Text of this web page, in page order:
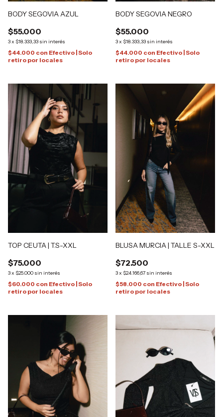
BODY SEGOVIA AZUL
$55.000
3x $18.333,33 sin interés
$44.000 con Efectivo | Solo
retiro por locales
BODY SEGOVIA NEGRO
$55.000
3x $18.333,33 sin interés
$44.000 con Efectivo | Solo
retiro por locales
TOP CEUTA | T.S-XXL
$75.000
3x $25.000 sin interés
$60.000 con Efectivo | Solo
retiro por locales
BLUSA MURCIA | TALLE S-XXL
$72.500
3x $24.166,67 sin interés
$58.000 con Efectivo | Solo
retiro por locales